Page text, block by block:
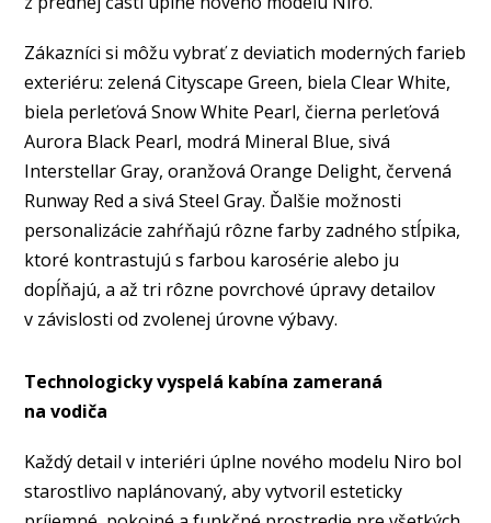
Zákazníci si môžu vybrať z deviatich moderných farieb
exteriéru: zelená Cityscape Green, biela Clear White,
biela perleťová Snow White Pearl, čierna perleťová
Aurora Black Pearl, modrá Mineral Blue, sivá
Interstellar Gray, oranžová Orange Delight, červená
Runway Red a sivá Steel Gray. Ďalšie možnosti
personalizácie zahŕňajú rôzne farby zadného stĺpika,
ktoré kontrastujú s farbou karosérie alebo ju
dopĺňajú, a až tri rôzne povrchové úpravy detailov
v závislosti od zvolenej úrovne výbavy.
Technologicky vyspelá kabína zameraná
na vodiča
Každý detail v interiéri úplne nového modelu Niro bol
starostlivo naplánovaný, aby vytvoril esteticky